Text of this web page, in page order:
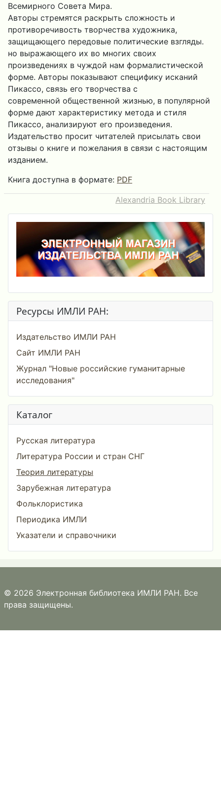
Всемирного Совета Мира.
Авторы стремятся раскрыть сложность и
противоречивость творчества художника,
защищающего передовые политические взгляды.
но выражающего их во многих своих
произведениях в чуждой нам формалистической
форме. Авторы показывают специфику исканий
Пикассо, связь его творчества с
современной общественной жизнью, в популярной
форме дают характеристику метода и стиля
Пикассо, анализируют его произведения.
Издательство просит читателей присылать свои
отзывы о книге и пожелания в связи с настоящим
изданием.
Книга доступна в формате: PDF
Alexandria Book Library
Ресурсы ИМЛИ РАН:
Издательство ИМЛИ РАН
Сайт ИМЛИ РАН
Журнал "Новые российские гуманитарные
исследования"
Каталог
Русская литература
Литература России и стран СНГ
Теория литературы
Зарубежная литература
Фольклористика
Периодика ИМЛИ
Указатели и справочники
© 2026 Электронная библиотека ИМЛИ РАН. Все
права защищены.